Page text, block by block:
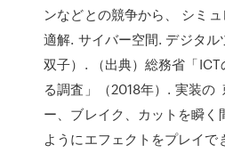
ンなどとの競争から、 シミ
適解. サイバー空間. デジタ
双子）. （出典）総務省「
る調査」（2018年）. 実装の
ー、ブレイク、カットを瞬く
ようにエフェクトをプレイで